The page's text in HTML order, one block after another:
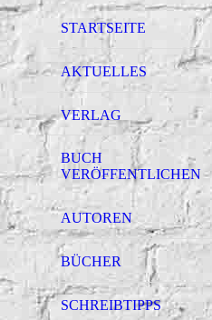
STARTSEITE
AKTUELLES
VERLAG
BUCH
VERÖFFENTLICHEN
AUTOREN
BÜCHER
SCHREIBTIPPS